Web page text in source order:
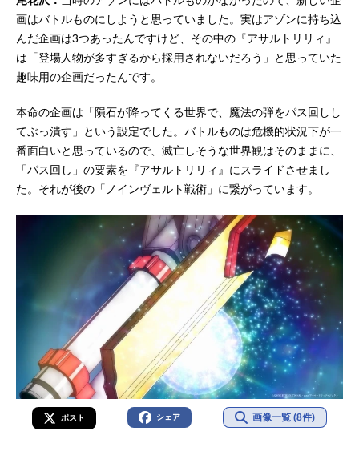
画はバトルものにしようと思っていました。実はアゾンに持ち込
んだ企画は3つあったんですけど、その中の『アサルトリリィ』
は「登場人物が多すぎるから採用されないだろう」と思っていた
趣味用の企画だったんです。
本命の企画は「隕石が降ってくる世界で、魔法の弾をパス回しし
てぶっ潰す」という設定でした。バトルものは危機的状況下が一
番面白いと思っているので、滅亡しそうな世界観はそのままに、
「パス回し」の要素を『アサルトリリィ』にスライドさせまし
た。それが後の「ノインヴェルト戦術」に繋がっています。
ポスト シェア 画像一覧 (8件)